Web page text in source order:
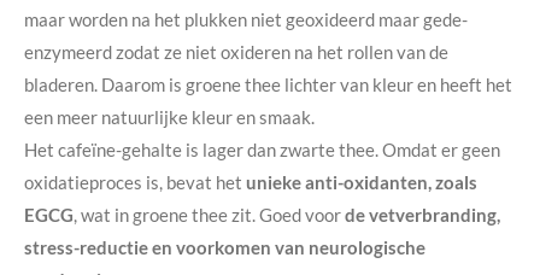
maar worden na het plukken niet geoxideerd maar gede-
enzymeerd zodat ze niet oxideren na het rollen van de
bladeren. Daarom is groene thee lichter van kleur en heeft het
een meer natuurlijke kleur en smaak.
Het cafeïne-gehalte is lager dan zwarte thee. Omdat er geen
oxidatieproces is, bevat het unieke anti-oxidanten, zoals
EGCG, wat in groene thee zit. Goed voorde vetverbranding,
stress-reductie en voorkomen van neurologische